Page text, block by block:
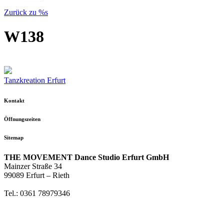
Zurück zu %s
W138
Tanzkreation Erfurt
Kontakt
Öffnungszeiten
Sitemap
THE MOVEMENT Dance Studio Erfurt GmbH
Mainzer Straße 34
99089 Erfurt – Rieth
Tel.: 0361 78979346